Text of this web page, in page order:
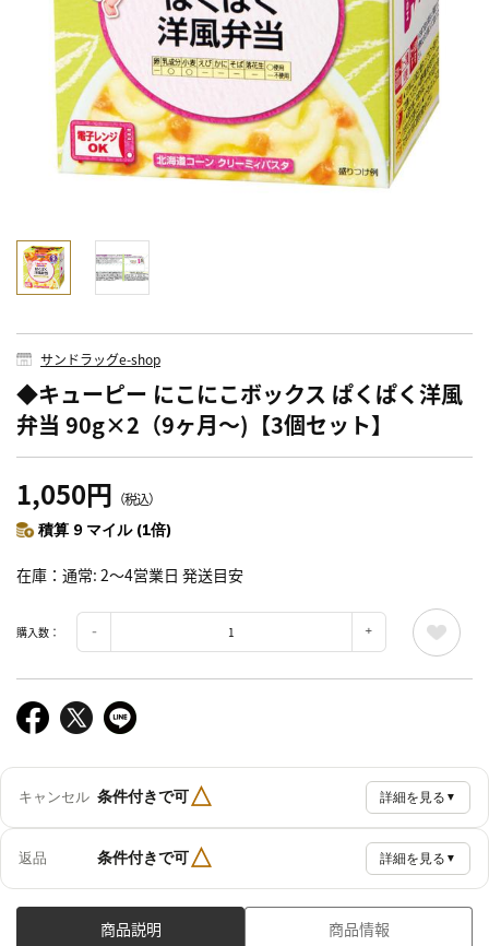
サンドラッグe-shop
◆キューピー にこにこボックス ぱくぱく洋風
弁当 90g×2（9ヶ月～)【3個セット】
1,050円 （税込）
積算 9 マイル (1倍)
在庫 通常: 2～4営業日 発送目安
購入数：
キャンセル 条件付きで可△ 詳細を見る ▼
返品 条件付きで可△ 詳細を見る ▼
商品説明 商品情報